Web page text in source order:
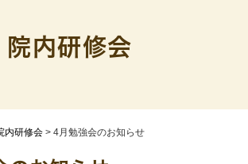
院内研修会
内研修会 > 4月勉強会のお知らせ